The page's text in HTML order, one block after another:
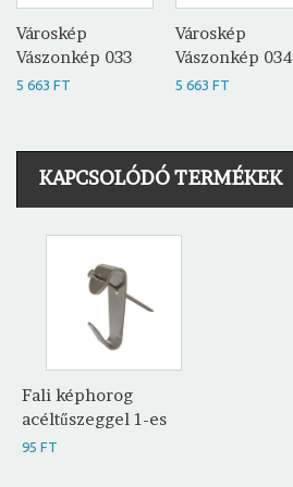
Városkép
Vászonkép 033
5 663 FT
Városkép
Vászonkép 034
5 663 FT
KAPCSOLÓDÓ TERMÉKEK
Fali képhorog
acéltűszeggel 1-es
95 FT